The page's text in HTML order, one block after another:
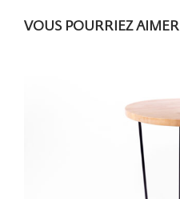
VOUS POURRIEZ AIMER